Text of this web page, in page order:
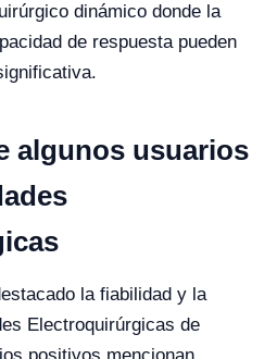
dinámico donde la
de respuesta pueden
algunos usuarios
la fiabilidad y la
Electroquirúrgicas de